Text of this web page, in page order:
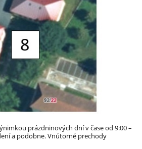
prázdninových dní v čase od 9:00 –
a podobne. Vnútorné prechody